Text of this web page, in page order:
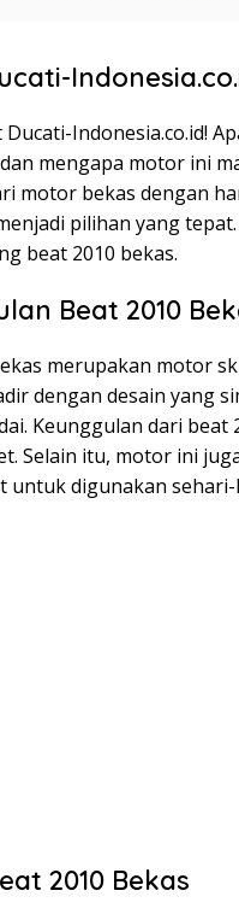
Ducati-Indonesia.co.id!
mengapa motor ini
motor bekas dengan
pilihan yang
beat 2010 bekas.
Beat 2010
merupakan motor
dengan desain yang
Keunggulan dari
Selain itu, motor ini
untuk digunakan sehari-
2010 Bekas